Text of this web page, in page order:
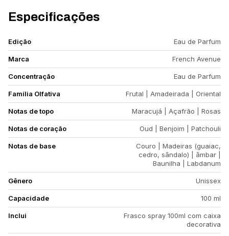
Especificações
Edição Eau de Parfum
Marca French Avenue
Concentração Eau de Parfum
Família Olfativa Frutal | Amadeirada | Oriental
Notas de topo Maracujá | Açafrão | Rosas
Notas de coração Oud | Benjoim | Patchouli
Notas de base
Couro | Madeiras (guaiac,
cedro, sândalo) | âmbar |
Baunilha | Labdanum
Gênero Unissex
Capacidade 100 ml
Inclui
Frasco spray 100ml com caixa
decorativa